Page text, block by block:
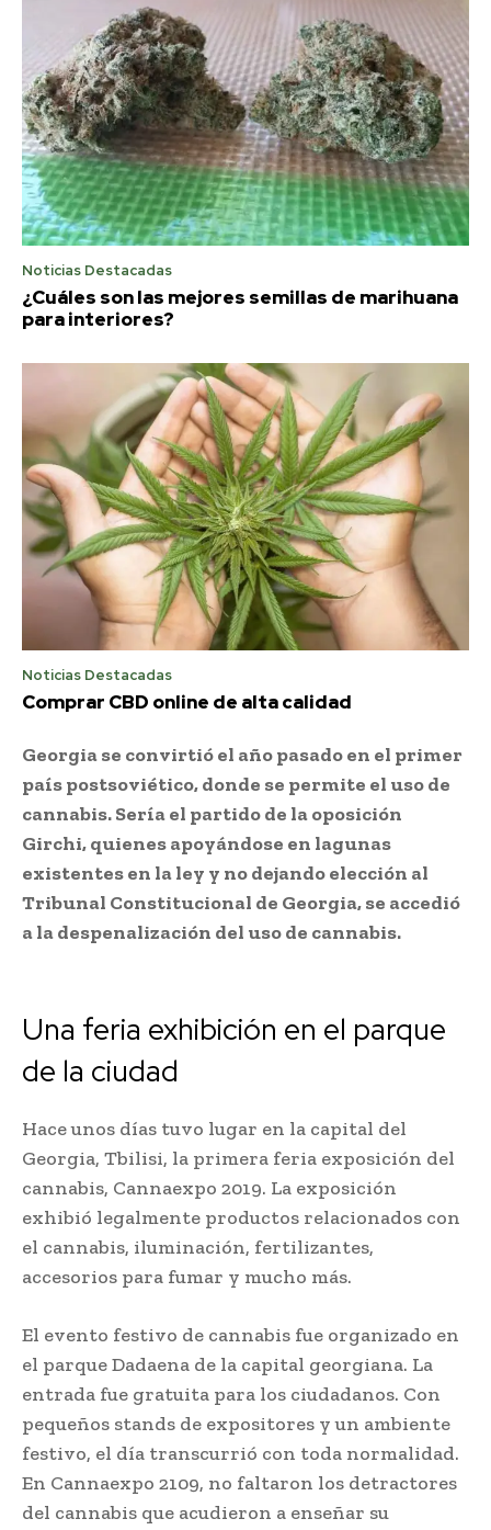
Noticias Destacadas
¿Cuáles son las mejores semillas de marihuana
para interiores?
Noticias Destacadas
Comprar CBD online de alta calidad
Georgia se convirtió el año pasado en el primer
país postsoviético, donde se permite el uso de
cannabis. Sería el partido de la oposición
Girchi, quienes apoyándose en lagunas
existentes en la ley y no dejando elección al
Tribunal Constitucional de Georgia, se accedió
a la despenalización del uso de cannabis.
Una feria exhibición en el parque
de la ciudad
Hace unos días tuvo lugar en la capital del
Georgia, Tbilisi, la primera feria exposición del
cannabis, Cannaexpo 2019. La exposición
exhibió legalmente productos relacionados con
el cannabis, iluminación, fertilizantes,
accesorios para fumar y mucho más.
El evento festivo de cannabis fue organizado en
el parque Dadaena de la capital georgiana. La
entrada fue gratuita para los ciudadanos. Con
pequeños stands de expositores y un ambiente
festivo, el día transcurrió con toda normalidad.
En Cannaexpo 2109, no faltaron los detractores
del cannabis que acudieron a enseñar su